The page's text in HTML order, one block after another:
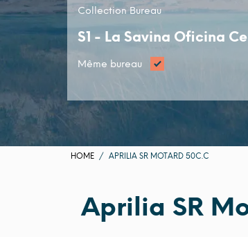
HOME APRILIA SR MOTARD 50C.C
Collection Bureau
S1 - La Savina Oficina
Même bureau
Aprilia SR